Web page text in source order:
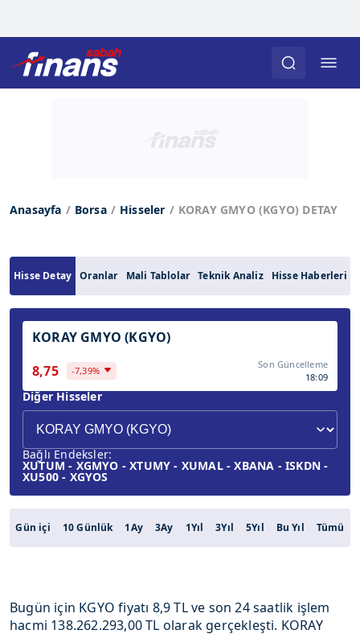
Anasayfa Borsa Hisseler KORAY GMYO (KGYO) DETAY
Hisse Detay Oranlar Mali Tablolar Teknik Analiz Hisse Haberleri
KORAY GMYO (KGYO)
8,75
-7,39%
Son Güncelleme
18:09
Diğer Hisseler
Bağlı Endeksler:
XUTUM - XGMYO - XTUMY - XUMAL - XBANA - ISKDN -
XU500 - XGYOS
Gün içi 10 Günlük 1Ay 3Ay 1Yıl 3Yıl 5Yıl Bu Yıl Tümü
Bugün için KGYO fiyatı 8,9 TL ve son 24 saatlik işlem
hacmi 138.262.293,00 TL olarak gerçekleşti. KORAY